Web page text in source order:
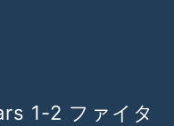
1-2 ファイタ